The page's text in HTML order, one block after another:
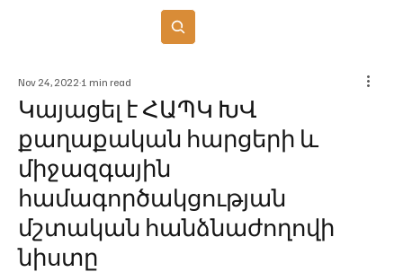
Կայացել է ՀԱՊԿ ԽՎ
քաղաքական հարցերի և
միջազգային
համագործակցության
մշտական հանձնաժողովի
նիստը
Nov 24, 2022 1 min read